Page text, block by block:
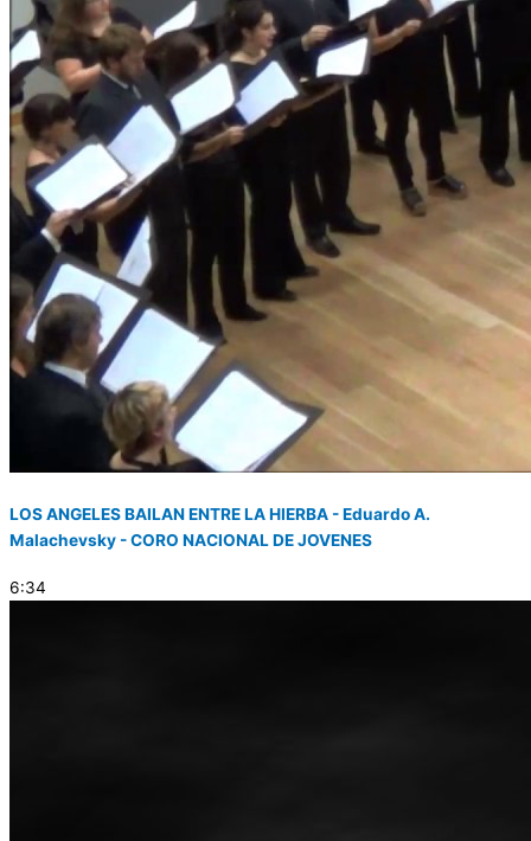
LOS ANGELES BAILAN ENTRE LA HIERBA - Eduardo A.
Malachevsky - CORO NACIONAL DE JOVENES
6:34